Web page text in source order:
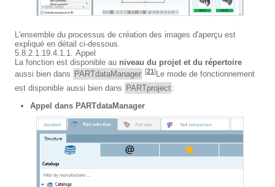
L'ensemble du processus de création des images d'aperçu est
expliqué en détail ci-dessous.
5.8.2.1.19.4.1.1. Appel
La fonction est disponible au niveau du projet et du répertoire
aussi bien dans PARTdataManager [21]Le mode de fonctionnement
est disponible aussi bien dans PARTproject :
Appel dans PARTdataManager